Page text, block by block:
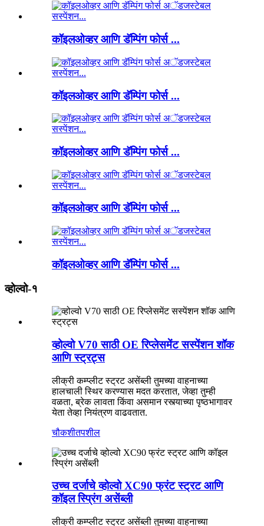
कॉइलओव्हर आणि डॅम्पिंग फोर्स ...
कॉइलओव्हर आणि डॅम्पिंग फोर्स ...
कॉइलओव्हर आणि डॅम्पिंग फोर्स ...
कॉइलओव्हर आणि डॅम्पिंग फोर्स ...
कॉइलओव्हर आणि डॅम्पिंग फोर्स ...
व्होल्वो-१
व्होल्वो V70 साठी OE रिप्लेसमेंट सस्पेंशन शॉक
आणि स्ट्रट्स
लीक्री कम्प्लीट स्ट्रट असेंब्ली तुमच्या वाहनाच्या
हालचाली स्थिर करण्यास मदत करतात, जेव्हा तुम्ही
वळता, ब्रेक लावता किंवा असमान रस्त्याच्या पृष्ठभागावर
येता तेव्हा नियंत्रण वाढवतात.
चौकशीतपशील
उच्च दर्जाचे व्होल्वो XC90 फ्रंट स्ट्रट आणि
कॉइल स्प्रिंग असेंब्ली
लीक्री कम्प्लीट स्ट्रट असेंब्ली तुमच्या वाहनाच्या